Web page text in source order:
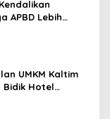
APBD Lebih
UMKM Kaltim
Bidik Hotel